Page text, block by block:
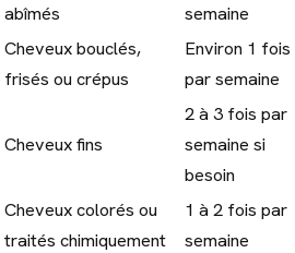
abîmés
semaine
Cheveux bouclés,
frisés ou crépus
Environ 1 fois
par semaine
Cheveux fins
2 à 3 fois par
semaine si
besoin
Cheveux colorés ou
traités chimiquement
1 à 2 fois par
semaine